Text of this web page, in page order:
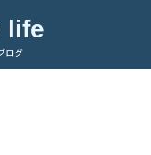
life
ログ